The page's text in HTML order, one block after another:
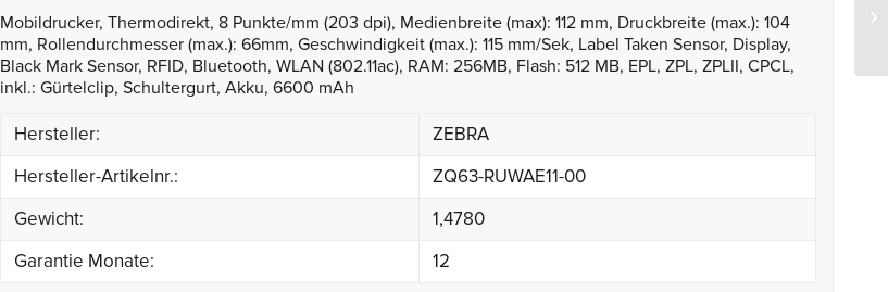
Mobildrucker, Thermodirekt, 8 Punkte/mm (203 dpi), Medienbreite (max): 112 mm, Druckbreite (max.): 104
mm, Rollendurchmesser (max.): 66mm, Geschwindigkeit (max.): 115 mm/Sek, Label Taken Sensor, Display,
Black Mark Sensor, RFID, Bluetooth, WLAN (802.11ac), RAM: 256MB, Flash: 512 MB, EPL, ZPL, ZPLII, CPCL,
inkl.: Gürtelclip, Schultergurt, Akku, 6600 mAh
Hersteller:
ZEBRA
Hersteller-Artikelnr.:
ZQ63-RUWAE11-00
Gewicht:
1,4780
Garantie Monate:
12